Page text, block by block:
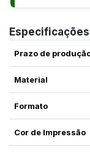
Prazo de
Material
Formato
Cor de Impressão